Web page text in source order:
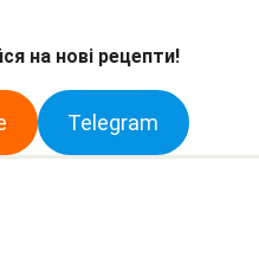
на нові рецепти!
Telegram